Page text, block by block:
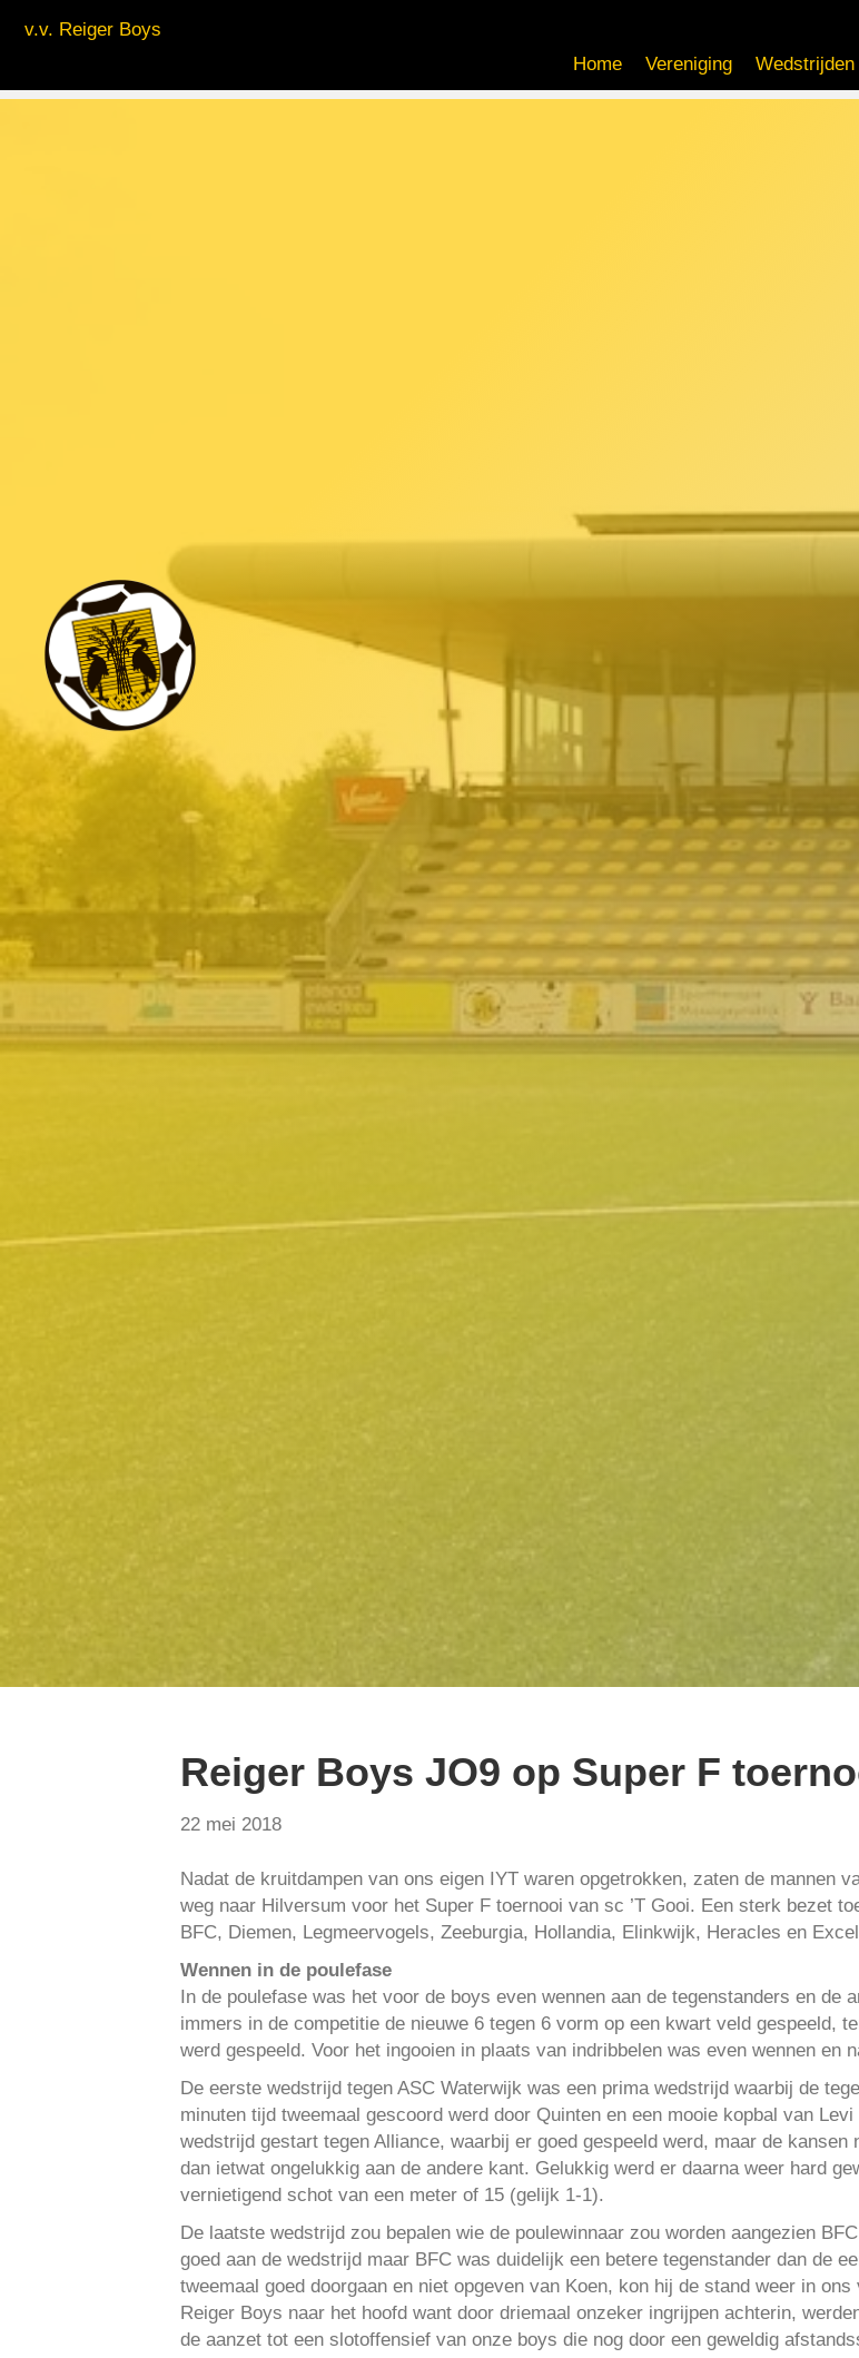
v.v. Reiger Boys
Home
Vereniging
Reiger Boys JO9 op Super F
22 mei 2018
Nadat de kruitdampen van ons eigen IYT waren opgetrokken, zaten de mannen
weg naar Hilversum voor het Super F toernooi van sc ’T Gooi. Een sterk bezet
BFC, Diemen, Legmeervogels, Zeeburgia, Hollandia, Elinkwijk, Heracles en
Wennen in de poulefase
In de poulefase was het voor de boys even wennen aan de tegenstanders en de
immers in de competitie de nieuwe 6 tegen 6 vorm op een kwart veld gespeeld,
werd gespeeld. Voor het ingooien in plaats van indribbelen was even wennen en
De eerste wedstrijd tegen ASC Waterwijk was een prima wedstrijd waarbij de
minuten tijd tweemaal gescoord werd door Quinten en een mooie kopbal van
wedstrijd gestart tegen Alliance, waarbij er goed gespeeld werd, maar de
dan ietwat ongelukkig aan de andere kant. Gelukkig werd er daarna weer hard
vernietigend schot van een meter of 15 (gelijk 1-1).
De laatste wedstrijd zou bepalen wie de poulewinnaar zou worden aangezien
goed aan de wedstrijd maar BFC was duidelijk een betere tegenstander dan de
tweemaal goed doorgaan en niet opgeven van Koen, kon hij de stand weer in
Reiger Boys naar het hoofd want door driemaal onzeker ingrijpen achterin,
de aanzet tot een slotoffensief van onze boys die nog door een geweldig